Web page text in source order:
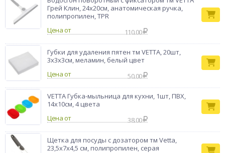
Грей Клин, 24х20см, анатомическая ручка,
полипропилен, TPR
Цена от
110.00
Губки для удаления пятен тм VETTA, 20шт,
3х3х3см, меламин, белый цвет
Цена от
50.00
VETTA Губка-мыльница для кухни, 1шт, ПВХ,
14х10см, 4 цвета
Цена от
38.00
Щетка для посуды с дозатором тм Vetta,
23,5х7х4,5 см, полипропилен, серая